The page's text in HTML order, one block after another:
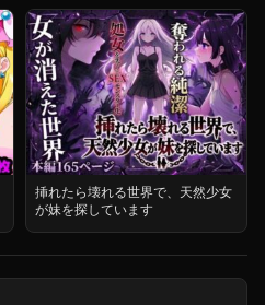
挿れたら壊れる世界で、天然少女
が妹を探しています